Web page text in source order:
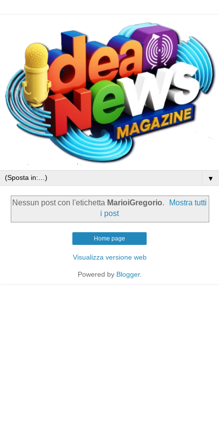
▼
Nessun post con l'etichetta MarioiGregorio.
Mostra tutti
i post
Home page
Visualizza versione web
Powered by Blogger.